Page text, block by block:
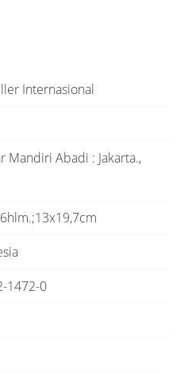
Internasional
Mandiri Abadi : Jakarta.,
1472-0